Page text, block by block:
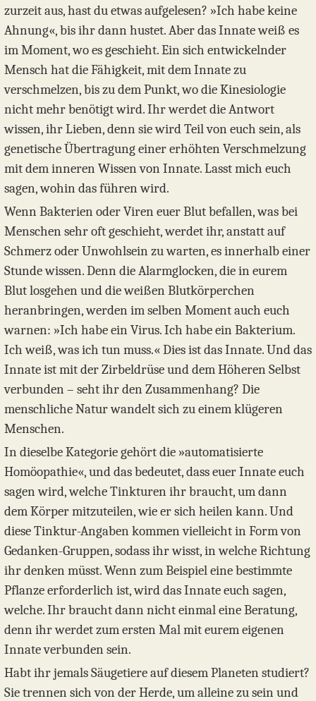
zurzeit aus, hast du etwas aufgelesen? »Ich habe keine
Ahnung«, bis ihr dann hustet. Aber das Innate weiß es
im Moment, wo es geschieht. Ein sich entwickelnder
Mensch hat die Fähigkeit, mit dem Innate zu
verschmelzen, bis zu dem Punkt, wo die Kinesiologie
nicht mehr benötigt wird. Ihr werdet die Antwort
wissen, ihr Lieben, denn sie wird Teil von euch sein, als
genetische Übertragung einer erhöhten Verschmelzung
mit dem inneren Wissen von Innate. Lasst mich euch
sagen, wohin das führen wird.
Wenn Bakterien oder Viren euer Blut befallen, was bei
Menschen sehr oft geschieht, werdet ihr, anstatt auf
Schmerz oder Unwohlsein zu warten, es innerhalb einer
Stunde wissen. Denn die Alarmglocken, die in eurem
Blut losgehen und die weißen Blutkörperchen
heranbringen, werden im selben Moment auch euch
warnen: »Ich habe ein Virus. Ich habe ein Bakterium.
Ich weiß, was ich tun muss.« Dies ist das Innate. Und das
Innate ist mit der Zirbeldrüse und dem Höheren Selbst
verbunden – seht ihr den Zusammenhang? Die
menschliche Natur wandelt sich zu einem klügeren
Menschen.
In dieselbe Kategorie gehört die »automatisierte
Homöopathie«, und das bedeutet, dass euer Innate euch
sagen wird, welche Tinkturen ihr braucht, um dann
dem Körper mitzuteilen, wie er sich heilen kann. Und
diese Tinktur-Angaben kommen vielleicht in Form von
Gedanken-Gruppen, sodass ihr wisst, in welche Richtung
ihr denken müsst. Wenn zum Beispiel eine bestimmte
Pflanze erforderlich ist, wird das Innate euch sagen,
welche. Ihr braucht dann nicht einmal eine Beratung,
denn ihr werdet zum ersten Mal mit eurem eigenen
Innate verbunden sein.
Habt ihr jemals Säugetiere auf diesem Planeten studiert?
Sie trennen sich von der Herde, um alleine zu sein und